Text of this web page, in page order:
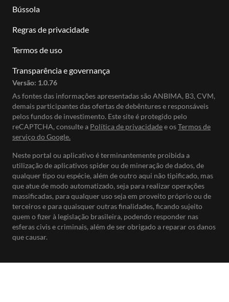
Bússola
Regras de privacidade
Termos de uso
Transparência e governança
Versão: 1.0.76
As fontes das informações apresentadas são ANBIMA, B3, CVM,
demais participantes das ofertas de debêntures e responsáveis
pelos fundos de investimento. Este site é protegido pelo
reCAPTCHA, consulte a Política de privacidadee osTermos de
serviço do Google.
Neste portal ou aplicativo é terminantemente proibida a
utilização de aplicativos spider ou de mineração de dados, de
qualquer tipo ou espécie, além de outro aqui não tipificado, mas
que atue de modo automatizado, seja para realizar operações
massificadas, para qualquer uso seja em proveito próprio ou de
terceiros e para quaisquer outras finalidades, ficando sujeito
quem o fizer à legislação brasileira, podendo responder nas
esferas civis e criminais, além de ser obrigado a reparar os danos
que causar.